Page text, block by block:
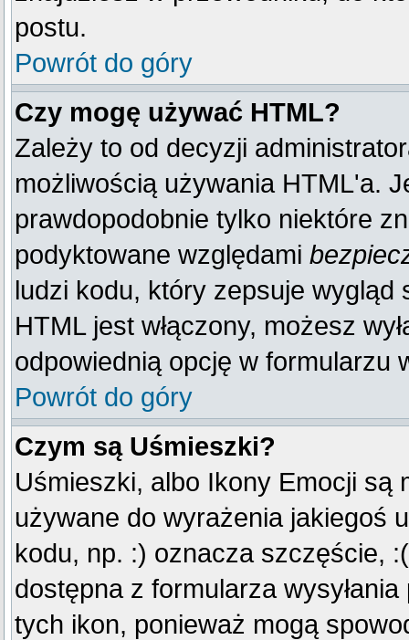
postu.
Powrót do góry
Czy mogę używać HTML?
Zależy to od decyzji
możliwością używania HTML'a.
prawdopodobnie tylko niektóre
podyktowane względami
ludzi kodu, który zepsuje wygląd
HTML jest włączony, możesz
odpowiednią opcję w formularzu
Powrót do góry
Czym są Uśmieszki?
Uśmieszki, albo Ikony Emocji są
używane do wyrażenia jakiegoś
kodu, np. :) oznacza szczęście,
dostępna z formularza
tych ikon, ponieważ mogą